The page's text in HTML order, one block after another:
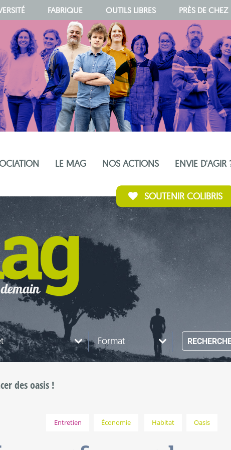
FABRIQUE OUTILS LIBRES PRÈS DE
LE MAG NOS ACTIONS ENVIE D'AGIR
SOUTENIR COLIBRIS
Format
des oasis !
Entretien Économie Habitat Oasis